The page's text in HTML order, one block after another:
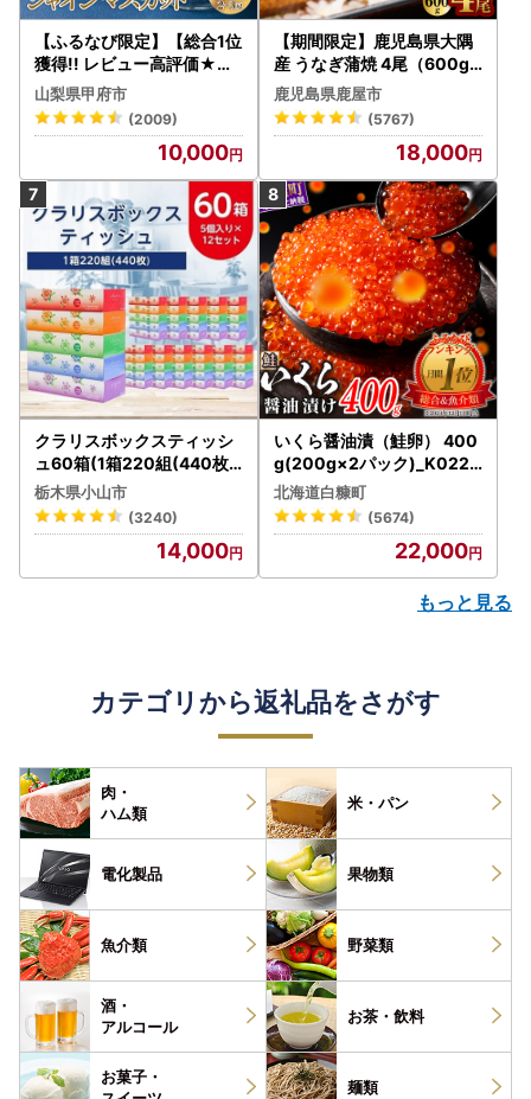
【ふるなび限定】【総合1位
獲得!! レビュー高評価★】
〈2026年度配送分〉山梨
県産 シャインマスカット 2
～3房（1.0kg以上）シャイ
ン フルーツ FN-Limited-S
P
山梨県甲府市
(2009)
10,000
【期間限定】鹿児島県大隅
産 うなぎ蒲焼 4尾（600g
） KN007-004-04-cp18
うなぎ 鰻 魚 惣菜 総菜
鹿児島県鹿屋市
(5767)
18,000
クラリスボックスティッシ
ュ60箱(1箱220組(440枚))
(5個入り×12セット)【配送
不可地域：離島・沖縄県】
【1256759】
栃木県小山市
(3240)
14,000
いくら醤油漬（鮭卵） 400
g(200g×2パック)_K022-
1676
北海道白糠町
(5674)
22,000
もっと見る
カテゴリから返礼品をさがす
肉・
ハム類
米・パン
電化製品 果物類
魚介類 野菜類
酒・
アルコール
お茶・ 飲料
お菓子・
麺類